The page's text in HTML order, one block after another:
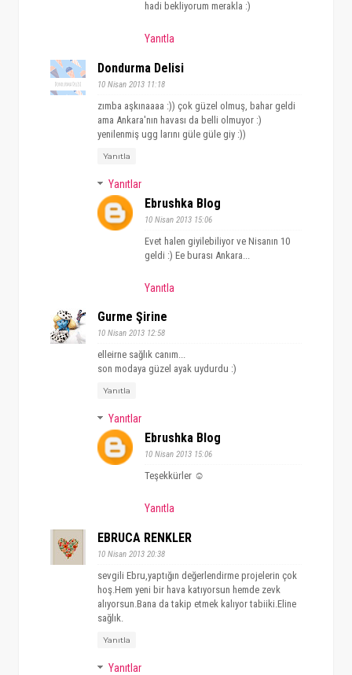
hadi bekliyorum merakla :)
Yanıtla
Dondurma Delisi
10 Nisan 2013 11:18
zımba aşkınaaaa :)) çok güzel olmuş, bahar geldi
ama Ankara'nın havası da belli olmuyor :)
yenilenmiş ugg larını güle güle giy :))
Yanıtla
Yanıtlar
Ebrushka Blog
10 Nisan 2013 15:06
Evet halen giyilebiliyor ve Nisanın 10
geldi :) Ee burası Ankara...
Yanıtla
Gurme Şirine
10 Nisan 2013 12:58
elleirne sağlık canım...
son modaya güzel ayak uydurdu :)
Yanıtla
Yanıtlar
Ebrushka Blog
10 Nisan 2013 15:06
Teşekkürler ☺
Yanıtla
EBRUCA RENKLER
10 Nisan 2013 20:38
sevgili Ebru,yaptığın değerlendirme projelerin çok
hoş.Hem yeni bir hava katıyorsun hemde zevk
alıyorsun.Bana da takip etmek kalıyor tabiiki.Eline
sağlık.
Yanıtla
Yanıtlar